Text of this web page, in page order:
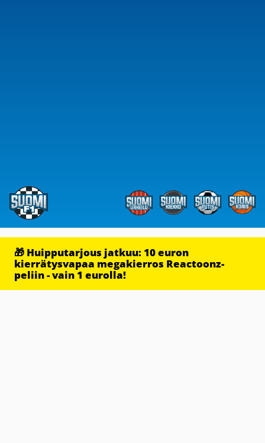
🎁 Huipputarjous jatkuu: 10 euron
kierrätysvapaa megakierros Reactoonz-
peliin - vain 1 eurolla!